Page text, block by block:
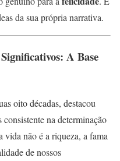
da sua própria narrativa.
A Base
oito décadas, destacou
na determinação
vida não é a riqueza, a fama
de nossos